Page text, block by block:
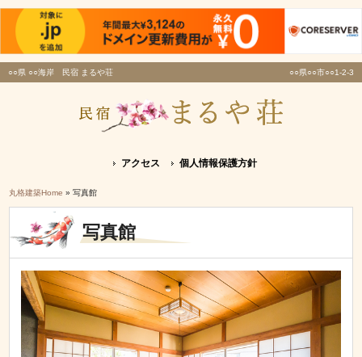
○○県 ○○海岸 民宿 まるや荘 ○○県○○市○○1-2-3
アクセス 個人情報保護方針
丸格建築Home » 写真館
写真館